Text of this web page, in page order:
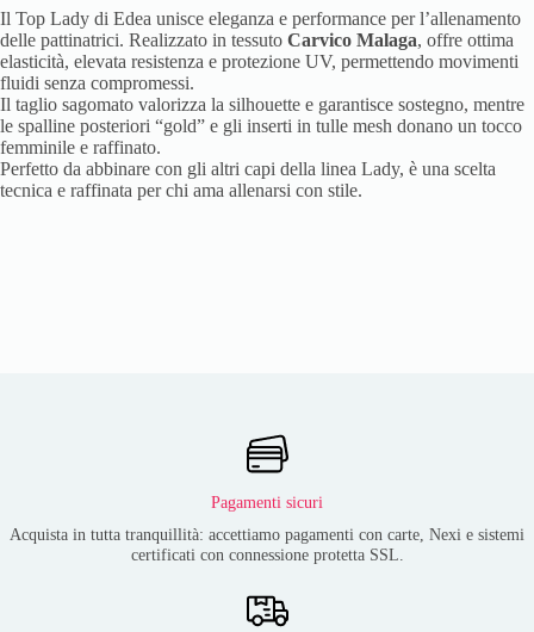
Il Top Lady di Edea unisce eleganza e performance per l’allenamento
delle pattinatrici. Realizzato in tessuto Carvico Malaga, offre ottima
elasticità, elevata resistenza e protezione UV, permettendo movimenti
fluidi senza compromessi.
Il taglio sagomato valorizza la silhouette e garantisce sostegno, mentre
le spalline posteriori “gold” e gli inserti in tulle mesh donano un tocco
femminile e raffinato.
Perfetto da abbinare con gli altri capi della linea Lady, è una scelta
tecnica e raffinata per chi ama allenarsi con stile.
Pagamenti sicuri
Acquista in tutta tranquillità: accettiamo pagamenti con carte, Nexi e sistemi
certificati con connessione protetta SSL.